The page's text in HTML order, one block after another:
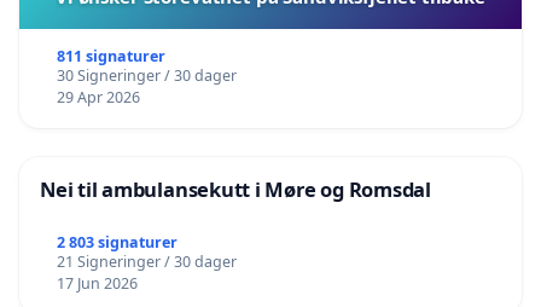
811 signaturer
30 Signeringer / 30 dager
29 Apr 2026
Nei til ambulansekutt i Møre og Romsdal
2 803 signaturer
21 Signeringer / 30 dager
17 Jun 2026